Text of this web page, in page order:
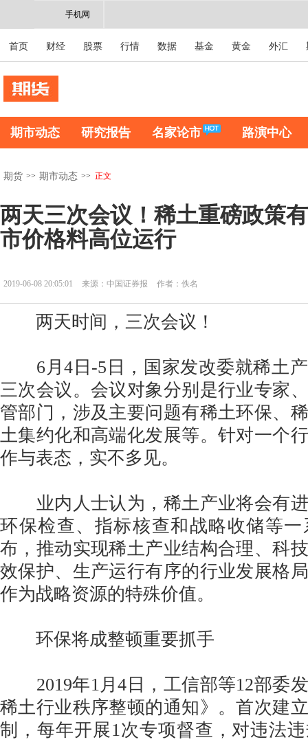
手机网
首页 财经 股票 行情 数据 基金 黄金 外汇
期市动态 研究报告 名家论市 路演中心
期货 >> 期市动态 >> 正文
两天三次会议！稀土重磅政策
市价格料高位运行
2019-06-08 20:05:01 来源：中国证券报 作者：佚名
两天时间，三次会议！
6月4日-5日，国家发改委就稀土产
三次会议。会议对象分别是行业专家
管部门，涉及主要问题有稀土环保、
土集约化和高端化发展等。针对一个
作与表态，实不多见。
业内人士认为，稀土产业将会有进
环保检查、指标核查和战略收储等
布，推动实现稀土产业结构合理、科
效保护、生产运行有序的行业发展格
作为战略资源的特殊价值。
环保将成整顿重要抓手
2019年1月4日，工信部等12部委
稀土行业秩序整顿的通知》。首次建
制，每年开展1次专项督查，对违法